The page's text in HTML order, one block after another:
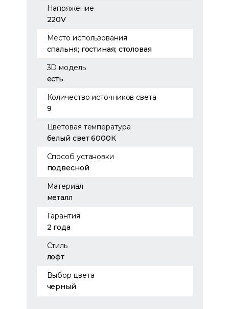
Напряжение
220V
Место использования
спальня; гостиная; столовая
3D модель
есть
Количество источников света
9
Цветовая температура
белый свет 6000К
Способ установки
подвесной
Материал
металл
Гарантия
2 года
Стиль
лофт
Выбор цвета
черный